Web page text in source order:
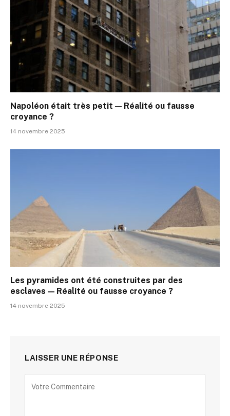
Napoléon était très petit — Réalité ou fausse
croyance ?
14 novembre 2025
Les pyramides ont été construites par des
esclaves — Réalité ou fausse croyance ?
14 novembre 2025
LAISSER UNE RÉPONSE